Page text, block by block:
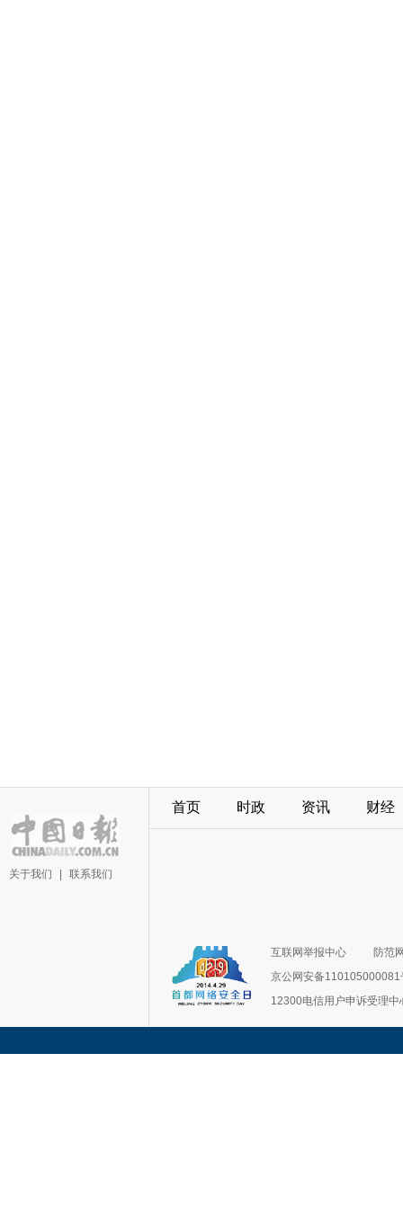
关于我们 联系我们
首页 时政 资讯 财经
互联网举报中心
防范
京公网安备110105000081
12300电信用户申诉受理中